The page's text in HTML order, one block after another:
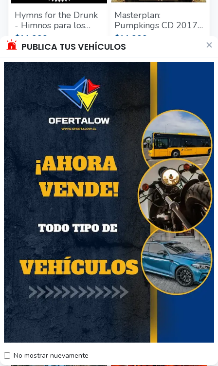
PUBLICA TUS VEHÍCULOS ×
No mostrar nuevamente
Hymns for the Drunk
- Himnos para los
borrachos CD Tankard
Sellado
$11.000
Producto Nuevo
Masterplan:
Pumpkings CD 2017
Nuevo y Sellado
$11.000
62
Audífonos Lhotse
RM7 Pro Inalámbrico
Blanco
20% OFF
$9600
$12.000
Región Metropolitana
Producto Nuevo
Alice Cooper Original
Album Series 5CD
$22.000
Región Metropolitana
Producto Nuevo
34 66